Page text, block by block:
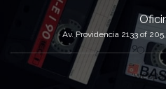
Av. Providencia 2133 of